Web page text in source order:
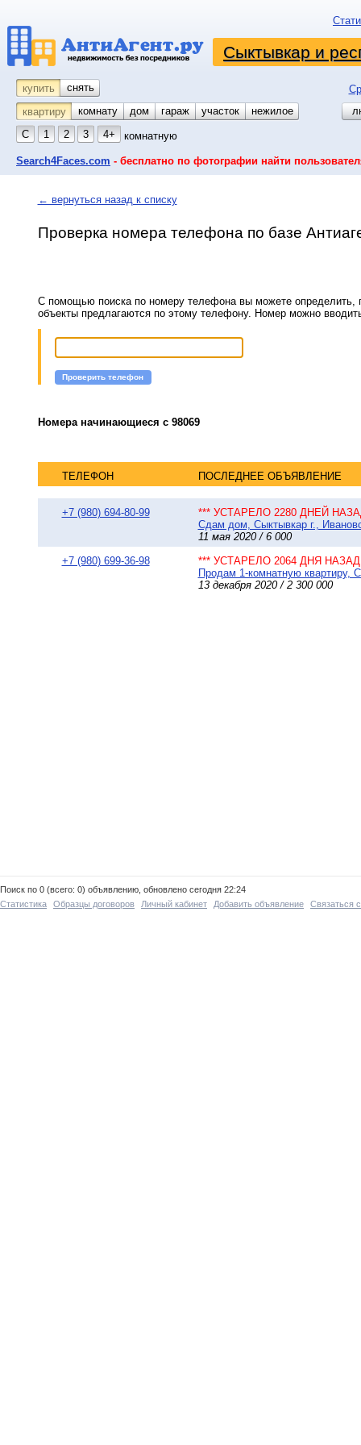
Сыктывкар и
купить снять
квартиру
комнату койко-место
дом гараж участок
нежилое
С
1 2 3 4+ комнатную
Search4Faces.com - бесплатно по фотографии найти
← вернуться назад к списку
Проверка номера телефона по базе
С помощью поиска по номеру телефона вы можете определить,
объекты предлагаются по этому телефону. Номер можно
Проверить телефон
Номера начинающиеся с 98069
ТЕЛЕФОН ПОСЛЕДНЕЕ ОБЪЯВЛЕНИЕ
+7 (980) 694-80-99
*** УСТАРЕЛО 2280 ДНЕЙ
Сдам дом, Сыктывкар г.,
11 мая 2020 / 6 000
+7 (980) 699-36-98
*** УСТАРЕЛО 2064 ДНЯ НАЗАД
Продам 1-комнатную квартиру,
13 декабря 2020 / 2 300 000
Поиск по 0 (всего: 0) объявлению, обновлено сегодня 22:24
Статистика
Образцы договоров Личный кабинет Добавить объявление Связаться